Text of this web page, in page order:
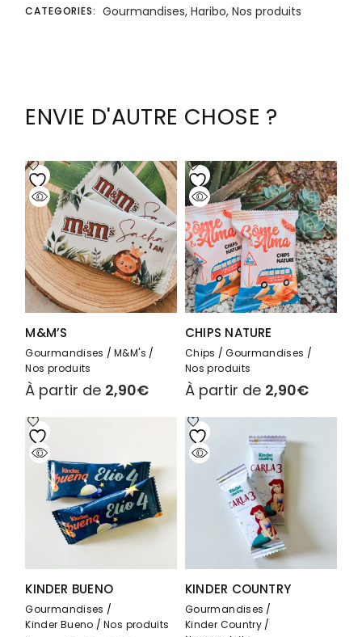
CATEGORIES: Gourmandises, Haribo, Nos produits
ENVIE D'AUTRE CHOSE ?
M&M’S
Gourmandises
M&M's
Nos produits
À partir de 2,90€
CHIPS NATURE
Chips
Gourmandises
Nos produits
À partir de 2,90€
KINDER BUENO
Gourmandises
Kinder Bueno
Nos produits
KINDER COUNTRY
Gourmandises
Kinder Country